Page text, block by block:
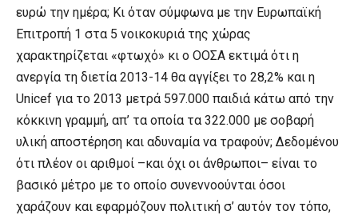
ευρώ την ημέρα; Κι όταν σύμφωνα με την Ευρωπαϊκή
Επιτροπή 1 στα 5 νοικοκυριά της χώρας
χαρακτηρίζεται «φτωχό» κι ο ΟΟΣΑ εκτιμά ότι η
ανεργία τη διετία 2013-14 θα αγγίξει το 28,2% και η
Unicef για το 2013 μετρά 597.000 παιδιά κάτω από την
κόκκινη γραμμή, απ’ τα οποία τα 322.000 με σοβαρή
υλική αποστέρηση και αδυναμία να τραφούν; Δεδομένου
ότι πλέον οι αριθμοί –και όχι οι άνθρωποι– είναι το
βασικό μέτρο με το οποίο συνεννοούνται όσοι
χαράζουν και εφαρμόζουν πολιτική σ’ αυτόν τον τόπο,